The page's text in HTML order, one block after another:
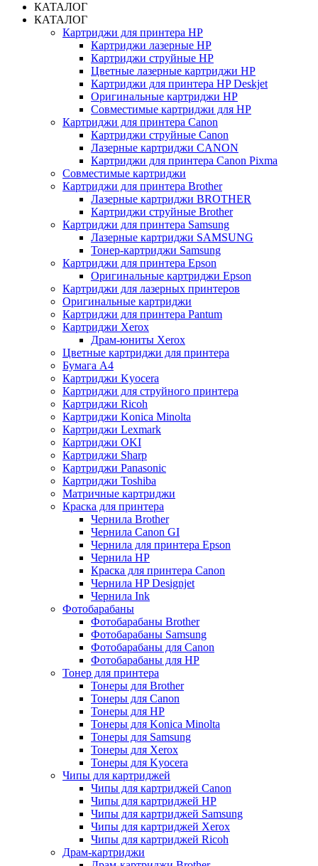
КАТАЛОГ
КАТАЛОГ
Картриджи для принтера HP
Картриджи лазерные HP
Картриджи струйные HP
Цветные лазерные картриджи HP
Картриджи для принтера HP Deskjet
Оригинальные картриджи HP
Совместимые картриджи для HP
Картриджи для принтера Canon
Картриджи струйные Canon
Лазерные картриджи CANON
Картриджи для принтера Canon Pixma
Совместимые картриджи
Картриджи для принтера Brother
Лазерные картриджи BROTHER
Картриджи струйные Brother
Картриджи для принтера Samsung
Лазерные картриджи SAMSUNG
Тонер-картриджи Samsung
Картриджи для принтера Epson
Оригинальные картриджи Epson
Картриджи для лазерных принтеров
Оригинальные картриджи
Картриджи для принтера Pantum
Картриджи Xerox
Драм-юниты Xerox
Цветные картриджи для принтера
Бумага А4
Картриджи Kyocera
Картриджи для струйного принтера
Картриджи Ricoh
Картриджи Konica Minolta
Картриджи Lexmark
Картриджи OKI
Картриджи Sharp
Картриджи Panasonic
Картриджи Toshiba
Матричные картриджи
Краска для принтера
Чернила Brother
Чернила Canon GI
Чернила для принтера Epson
Чернила HP
Краска для принтера Canon
Чернила HP Designjet
Чернила Ink
Фотобарабаны
Фотобарабаны Brother
Фотобарабаны Samsung
Фотобарабаны для Canon
Фотобарабаны для HP
Тонер для принтера
Тонеры для Brother
Тонеры для Canon
Тонеры для HP
Тонеры для Konica Minolta
Тонеры для Samsung
Тонеры для Xerox
Тонеры для Kyocera
Чипы для картриджей
Чипы для картриджей Canon
Чипы для картриджей HP
Чипы для картриджей Samsung
Чипы для картриджей Xerox
Чипы для картриджей Ricoh
Драм-картриджи